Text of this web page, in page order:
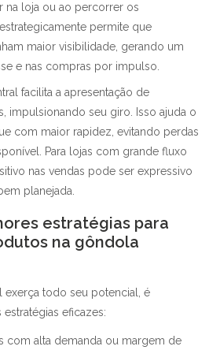
na loja ou ao percorrer os
permite que
maior visibilidade, gerando um
e nas compras por impulso.
facilita a apresentação de
impulsionando seu giro. Isso ajuda o
com maior rapidez, evitando perdas
Para lojas com grande fluxo
nas vendas pode ser expressivo
planejada.
estratégias para
na gôndola
exerça todo seu potencial, é
eficazes: